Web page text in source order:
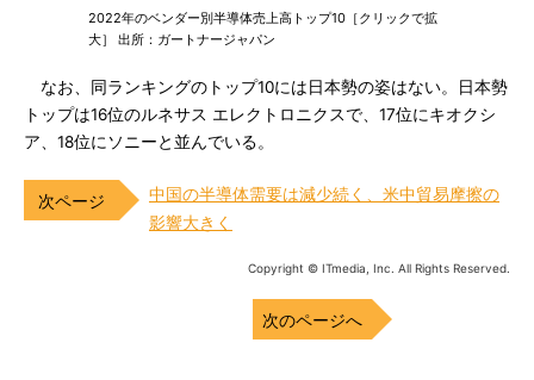
2022年のベンダー別半導体売上高トップ10［クリックで拡
大］ 出所：ガートナージャパン
なお、同ランキングのトップ10には日本勢の姿はない。日本勢
トップは16位のルネサス エレクトロニクスで、17位にキオクシ
ア、18位にソニーと並んでいる。
中国の半導体需要は減少続く、米中貿易摩擦の
影響大きく
Copyright © ITmedia, Inc. All Rights Reserved.
次のページへ